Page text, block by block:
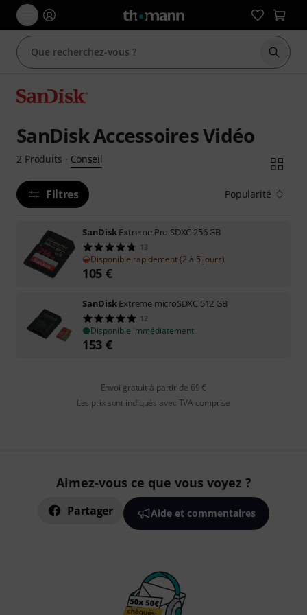
SanDisk Accessoires Vidéo
2 Produits · Conseil
Filtres Popularité
SanDiskExtreme Pro SDXC 256 GB
13
Disponible rapidement (2 à 5 jours)
105 €
SanDiskExtreme microSDXC 512 GB
12
Disponible immédiatement
153 €
Envoi gratuit à partir de 69 €
Les prix sont indiqués avec TVA comprise
Aimez-vous ce que vous voyez ?
Partager Aide et commentaires